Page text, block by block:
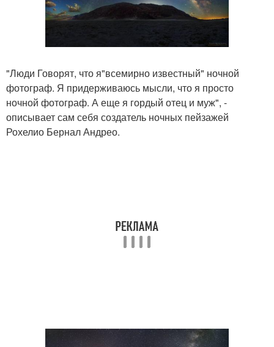
"Люди Говорят, что я"всемирно известный" ночной
фотограф. Я придерживаюсь мысли, что я просто
ночной фотограф. А еще я гордый отец и муж", -
описывает сам себя создатель ночных пейзажей
Рохелио Бернал Андрео.